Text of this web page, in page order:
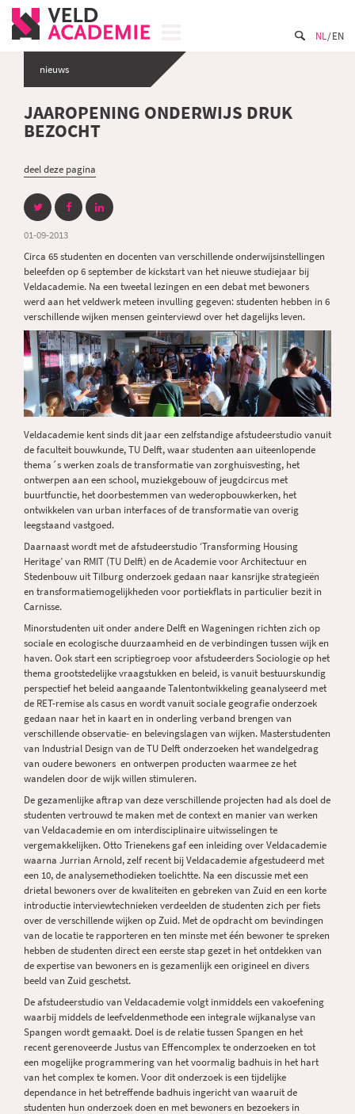
NL EN
nieuws
JAAROPENING ONDERWIJS DRUK
BEZOCHT
deel deze pagina
01-09-2013
Circa 65 studenten en docenten van verschillende onderwijsinstellingen
beleefden op 6 september de kickstart van het nieuwe studiejaar bij
Veldacademie. Na een tweetal lezingen en een debat met bewoners
werd aan het veldwerk meteen invulling gegeven: studenten hebben in 6
verschillende wijken mensen geinterviewd over het dagelijks leven.
Veldacademie kent sinds dit jaar een zelfstandige afstudeerstudio vanuit
de faculteit bouwkunde, TU Delft, waar studenten aan uiteenlopende
thema´s werken zoals de transformatie van zorghuisvesting, het
ontwerpen aan een school, muziekgebouw of jeugdcircus met
buurtfunctie, het doorbestemmen van wederopbouwkerken, het
ontwikkelen van urban interfaces of de transformatie van overig
leegstaand vastgoed.
Daarnaast wordt met de afstudeerstudio ‘Transforming Housing
Heritage’ van RMIT (TU Delft) en de Academie voor Architectuur en
Stedenbouw uit Tilburg onderzoek gedaan naar kansrijke strategieën
en transformatiemogelijkheden voor portiekflats in particulier bezit in
Carnisse.
Minorstudenten uit onder andere Delft en Wageningen richten zich op
sociale en ecologische duurzaamheid en de verbindingen tussen wijk en
haven. Ook start een scriptiegroep voor afstudeerders Sociologie op het
thema grootstedelijke vraagstukken en beleid, is vanuit bestuurskundig
perspectief het beleid aangaande Talentontwikkeling geanalyseerd met
de RET-remise als casus en wordt vanuit sociale geografie onderzoek
gedaan naar het in kaart en in onderling verband brengen van
verschillende observatie- en belevingslagen van wijken. Masterstudenten
van Industrial Design van de TU Delft onderzoeken het wandelgedrag
van oudere bewoners en ontwerpen producten waarmee ze het
wandelen door de wijk willen stimuleren.
De gezamenlijke aftrap van deze verschillende projecten had als doel de
studenten vertrouwd te maken met de context en manier van werken
van Veldacademie en om interdisciplinaire uitwisselingen te
vergemakkelijken. Otto Trienekens gaf een inleiding over Veldacademie
waarna Jurrian Arnold, zelf recent bij Veldacademie afgestudeerd met
een 10, de analysemethodieken toelichtte. Na een discussie met een
drietal bewoners over de kwaliteiten en gebreken van Zuid en een korte
introductie interviewtechnieken verdeelden de studenten zich per fiets
over de verschillende wijken op Zuid. Met de opdracht om bevindingen
van de locatie te rapporteren en ten minste met één bewoner te spreken
hebben de studenten direct een eerste stap gezet in het ontdekken van
de expertise van bewoners en is gezamenlijk een origineel en divers
beeld van Zuid geschetst.
De afstudeerstudio van Veldacademie volgt inmiddels een vakoefening
waarbij middels de leefveldenmethode een integrale wijkanalyse van
Spangen wordt gemaakt. Doel is de relatie tussen Spangen en het
recent gerenoveerde Justus van Effencomplex te onderzoeken en tot
een mogelijke programmering van het voormalig badhuis in het hart
van het complex te komen. Voor dit onderzoek is een tijdelijke
dependance in het betreffende badhuis ingericht van waaruit de
studenten hun onderzoek doen en met bewoners en bezoekers in